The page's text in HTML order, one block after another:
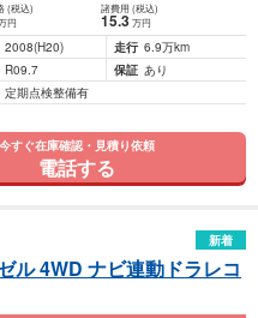
(税込)
円
諸費用 (税込)
15.3 万円
2008(H20) 走行 6.9万km
R09.7 保証 あり
定期点検整備有
今すぐ在庫確認・見積り依頼
電話する
新着
ル 4WD ナビ連動ドラレコ